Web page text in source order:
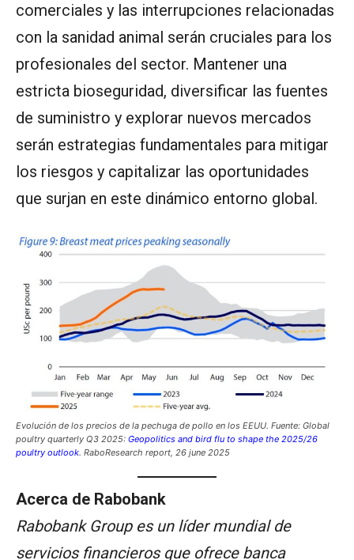
comerciales y las interrupciones relacionadas
con la sanidad animal serán cruciales para los
profesionales del sector. Mantener una
estricta bioseguridad, diversificar las fuentes
de suministro y explorar nuevos mercados
serán estrategias fundamentales para mitigar
los riesgos y capitalizar las oportunidades
que surjan en este dinámico entorno global.
Evolución de los precios de la pechuga de pollo en los EEUU. Fuente: Global
poultry quarterly Q3 2025: Geopolitics and bird flu to shape the 2025/26
poultry outlook. RaboResearch report, 26 june 2025
Acerca de Rabobank
Rabobank Group es un líder mundial de
servicios financieros que ofrece banca